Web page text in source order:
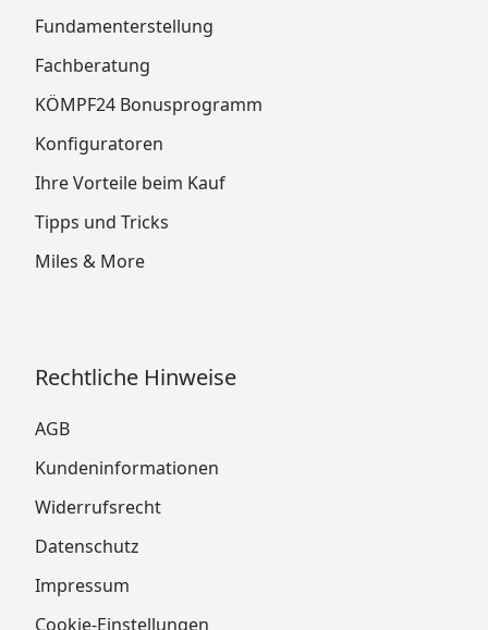
Fundamenterstellung
Fachberatung
KÖMPF24 Bonusprogramm
Konfiguratoren
Ihre Vorteile beim Kauf
Tipps und Tricks
Miles & More
Rechtliche Hinweise
AGB
Kundeninformationen
Widerrufsrecht
Datenschutz
Impressum
Cookie-Einstellungen